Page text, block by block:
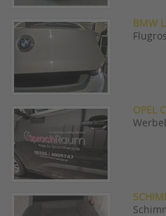
BMW
OPEL